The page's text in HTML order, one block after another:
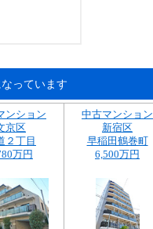
っています
ンション
京区
２丁目
万円
中古マンション
新宿区
早稲田鶴巻町
6,500万円